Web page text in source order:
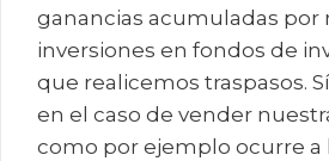
ganancias acumuladas por
inversiones en fondos de
que realicemos traspasos.
en el caso de vender
como por ejemplo ocurre a